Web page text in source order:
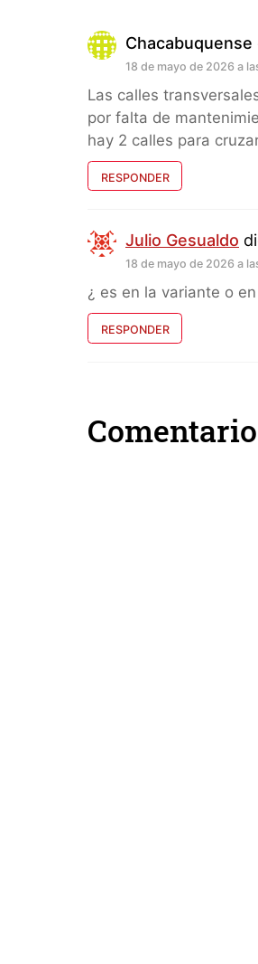
Chacabuquense
18 de mayo de 2026 a
Las calles
por falta de
hay 2 calles para
RESPONDER
Julio Gesualdo
18 de mayo de 2026 a
¿ es en la variante o
RESPONDER